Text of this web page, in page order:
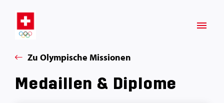
Zu Olympische Missionen
Medaillen & Diplome